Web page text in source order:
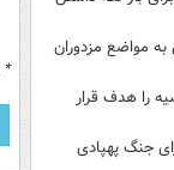
مواضع مزدوران
را هدف قرار
جنگ پهپادی
*